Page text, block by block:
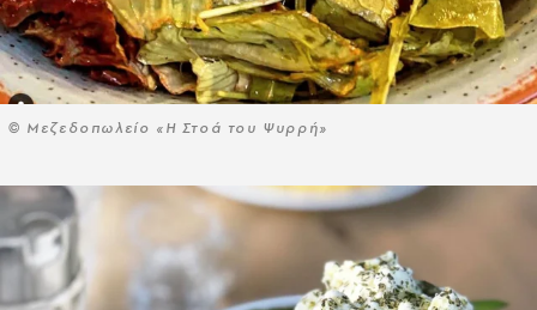
© Μεζεδοπωλείο «Η Στοά του Ψυρρή»